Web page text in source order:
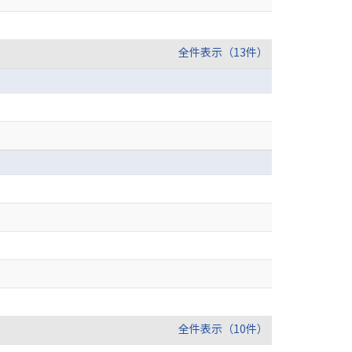
全件表示（13件）
全件表示（10件）